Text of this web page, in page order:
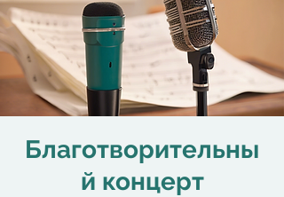
Благотворительны
й концерт